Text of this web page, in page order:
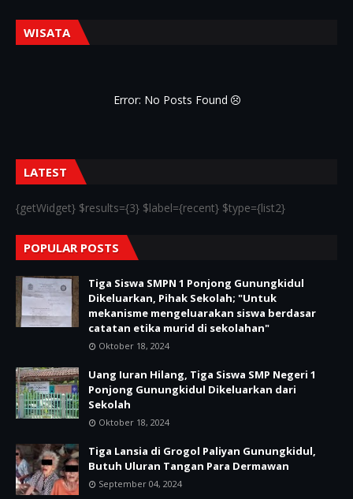
WISATA
Error: No Posts Found
LATEST
{getWidget} $results={3} $label={recent} $type={list2}
POPULAR POSTS
Tiga Siswa SMPN 1 Ponjong Gunungkidul
Dikeluarkan, Pihak Sekolah; "Untuk
mekanisme mengeluarakan siswa berdasar
catatan etika murid di sekolahan"
Oktober 18, 2024
Uang Iuran Hilang, Tiga Siswa SMP Negeri 1
Ponjong Gunungkidul Dikeluarkan dari
Sekolah
Oktober 18, 2024
Tiga Lansia di Grogol Paliyan Gunungkidul,
Butuh Uluran Tangan Para Dermawan
September 04, 2024